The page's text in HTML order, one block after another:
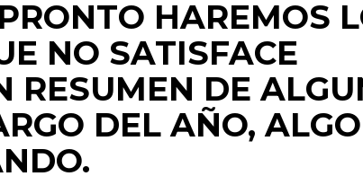
HAREMOS
NO SATISFACE
RESUMEN DE
DEL AÑO,